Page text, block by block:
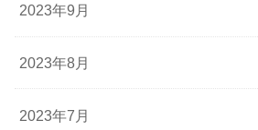
2023年9月
2023年8月
2023年7月